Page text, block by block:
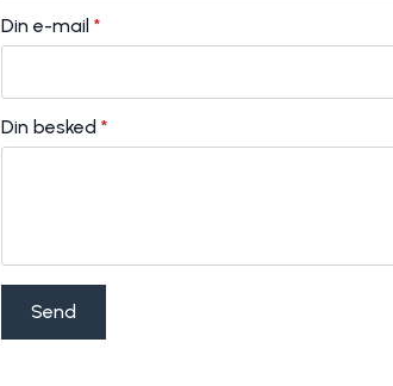
Din e-mail *
Din besked *
Send